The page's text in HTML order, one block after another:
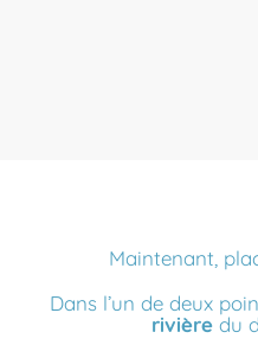
Maintenant,
Dans l’un de deux
rivière du